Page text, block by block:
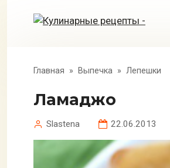
Главная » Выпечка » Лепешки
Ламаджо
Slastena 22.06.2013